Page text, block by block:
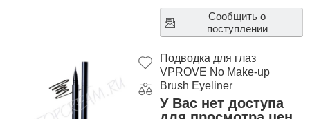
Сообщить о
поступлении
Подводка для глаз
VPROVE No Make-up
Brush Eyeliner
У Вас нет доступа